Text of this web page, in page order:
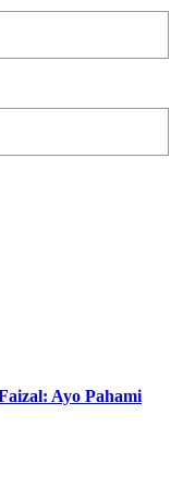
Ayo Pahami